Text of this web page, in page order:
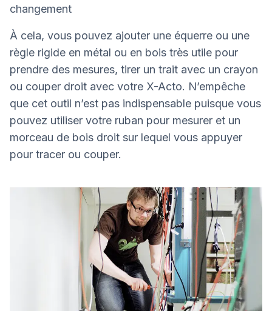
changement
À cela, vous pouvez ajouter une équerre ou une
règle rigide en métal ou en bois très utile pour
prendre des mesures, tirer un trait avec un crayon
ou couper droit avec votre X-Acto. N’empêche
que cet outil n’est pas indispensable puisque vous
pouvez utiliser votre ruban pour mesurer et un
morceau de bois droit sur lequel vous appuyer
pour tracer ou couper.